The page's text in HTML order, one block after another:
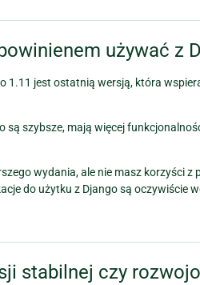
używać z
1.11 jest ostatnią wersją, która
szybsze, mają więcej
wydania, ale nie masz korzyści
do użytku z Django są oczywiście
stabilnej czy